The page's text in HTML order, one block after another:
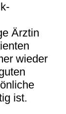
Ärztin
wieder
ist.